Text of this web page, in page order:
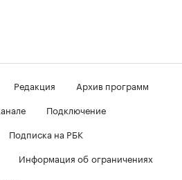
Редакция
Архив программ
Подключение
Подписка на РБК
Информация об ограничениях